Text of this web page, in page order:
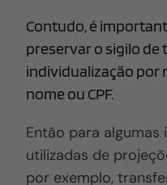
Contudo, é
preservar o sigilo de
individualização por
nome ou CPF.
Então para
utilizadas de
por exemplo,